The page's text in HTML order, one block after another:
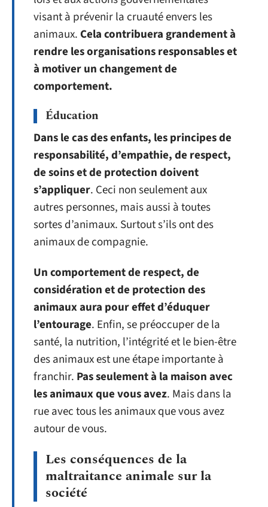
visant à prévenir la cruauté envers les
animaux. Cela contribuera grandement à
rendre les organisations responsables et
à motiver un changement de
comportement.
Éducation
Dans le cas des enfants, les principes de
responsabilité, d’empathie, de respect,
de soins et de protection doivent
s’appliquer. Ceci non seulement aux
autres personnes, mais aussi à toutes
sortes d’animaux. Surtout s’ils ont des
animaux de compagnie.
Un comportement de respect, de
considération et de protection des
animaux aura pour effet d’éduquer
l’entourage. Enfin, se préoccuper de la
santé, la nutrition, l’intégrité et le bien-être
des animaux est une étape importante à
franchir. Pas seulement à la maison avec
les animaux que vous avez. Mais dans la
rue avec tous les animaux que vous avez
autour de vous.
Les conséquences de la
maltraitance animale sur la
société